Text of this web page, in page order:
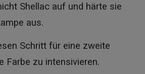
Shellac auf und härte sie
aus.
Schritt für eine zweite
Farbe zu intensivieren.